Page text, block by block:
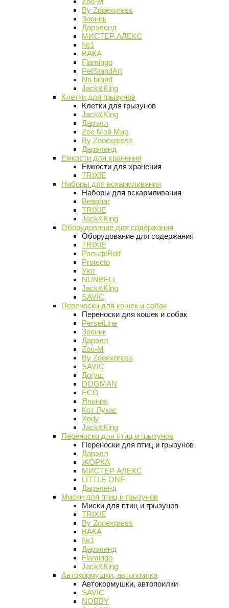
By Zooexpress
Зооник
Дарэленд
МИСТЕР АЛЕКС
№1
ВАКА
Flamingo
PetStandArt
No brand
Jack&King
Клетки для грызунов
Клетки для грызунов
Jack&King
Дарэлл
Zoo Мой Мир
By Zooexpress
Дарэленд
Емкости для хранения
Емкости для хранения
TRIXIE
Наборы для вскармливания
Наборы для вскармливания
Beaphar
TRIXIE
Jack&King
Оборудование для содержания
Оборудование для содержания
TRIXIE
Рольф/Rolf
Protecto
Уют
NUNBELL
Jack&King
SAVIC
Переноски для кошек и собак
Переноски для кошек и собак
PerseiLine
Зооник
Дарэлл
Zoo-M
By Zooexpress
SAVIC
Догуш
DOGMAN
ECO
Япония
Кот Лукас
Xody
Jack&King
Переноски для птиц и грызунов
Переноски для птиц и грызунов
Дарэлл
ЖОРКА
МИСТЕР АЛЕКС
LITTLE ONE
Дарэленд
Миски для птиц и грызунов
Миски для птиц и грызунов
TRIXIE
By Zooexpress
ВАКА
№1
Дарэленд
Flamingo
Jack&King
Автокормушки, автопоилки
Автокормушки, автопоилки
SAVIC
NOBBY